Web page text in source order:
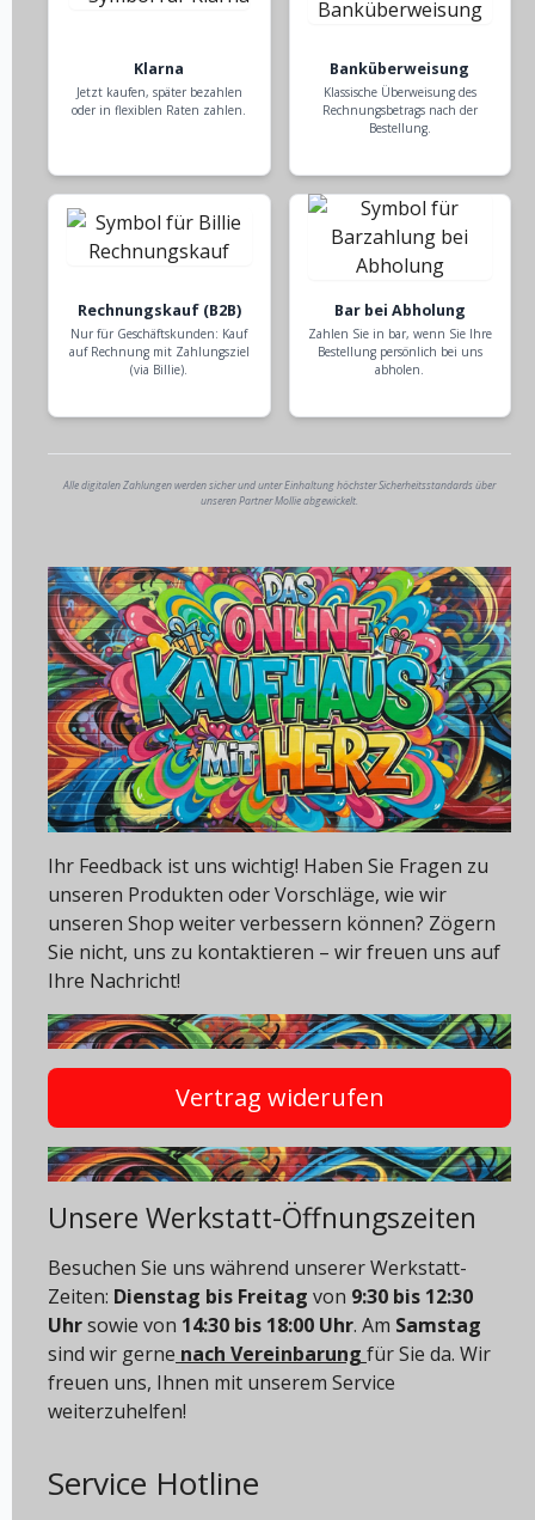
Klarna
Jetzt kaufen, später bezahlen
oder in flexiblen Raten zahlen.
Banküberweisung
Klassische Überweisung des
Rechnungsbetrags nach der
Bestellung.
Rechnungskauf (B2B)
Nur für Geschäftskunden: Kauf
auf Rechnung mit Zahlungsziel
(via Billie).
Bar bei Abholung
Zahlen Sie in bar, wenn Sie Ihre
Bestellung persönlich bei uns
abholen.
Alle digitalen Zahlungen werden sicher und unter Einhaltung höchster Sicherheitsstandards über
unseren Partner Mollie abgewickelt.
Ihr Feedback ist uns wichtig! Haben Sie Fragen zu
unseren Produkten oder Vorschläge, wie wir
unseren Shop weiter verbessern können? Zögern
Sie nicht, uns zu kontaktieren – wir freuen uns auf
Ihre Nachricht!
Vertrag widerufen
Unsere Werkstatt-Öffnungszeiten
Besuchen Sie uns während unserer Werkstatt-
Zeiten: Dienstag bis Freitag von 9:30 bis 12:30
Uhrsowie von 14:30 bis 18:00 Uhr. Am Samstag
sind wir gerne nach Vereinbarung für Sie da. Wir
freuen uns, Ihnen mit unserem Service
weiterzuhelfen!
Service Hotline